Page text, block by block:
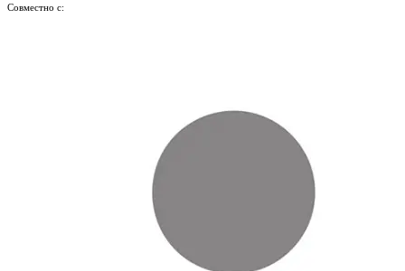
Совместно с: